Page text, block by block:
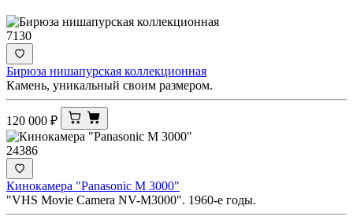
7130
Бирюза нишапурская коллекционная
Камень, уникальный своим размером.
120 000 ₽
24386
Кинокамера "Panasonic M 3000"
"VHS Movie Camera NV-M3000". 1960-е годы.